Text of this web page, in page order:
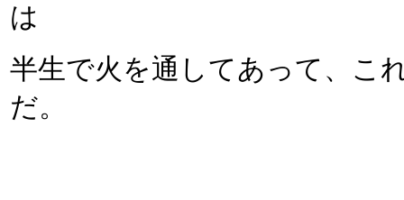
は
半生で火を通してあって、こ
だ。